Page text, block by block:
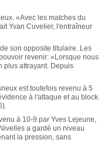
«Avec les matches du
Yvan Cuvelier, l'entraîneur
son opposite titulaire. Les
revenir: «Lorsque nous
plus attrayant. Depuis
est toutefois revenu à 5
à l'attaque et au block.
à 10-9 par Yves Lejeune,
a gardé un niveau
la pression, sans